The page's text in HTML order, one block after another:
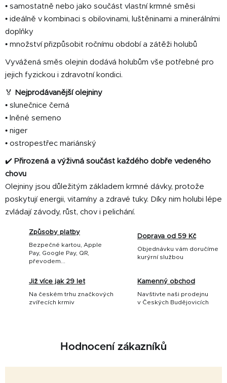
• samostatně nebo jako součást vlastní krmné směsi
• ideálně v kombinaci s obilovinami, luštěninami a minerálními
doplňky
• množství přizpůsobit ročnímu období a zátěži holubů
Vyvážená směs olejnin dodává holubům vše potřebné pro
jejich fyzickou i zdravotní kondici.
🏅
Nejprodávanější olejniny
• slunečnice černá
• lněné semeno
• niger
• ostropestřec mariánský
✔️ Přirozená a výživná součást každého dobře vedeného
chovu
Olejniny jsou důležitým základem krmné dávky, protože
poskytují energii, vitamíny a zdravé tuky. Díky nim holubi lépe
zvládají závody, růst, chov i pelichání.
Způsoby platby
Bezpečné kartou, Apple
Pay, Google Pay, QR,
převodem...
Doprava od 59 Kč
Objednávku vám doručíme
kurýrní službou
Již více jak 29 let
Na českém trhu značkových
zvířecích krmiv
Kamenný obchod
Navštivte naši prodejnu
v Českých Budějovicích
Hodnocení zákazníků